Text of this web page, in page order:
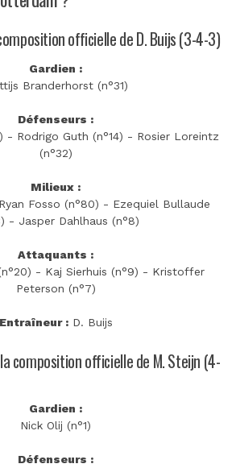
officielle de D. Buijs (3-4-3)
Gardien :
Branderhorst (n°31)
Défenseurs :
- Rodrigo Guth (n°14) - Rosier Loreintz
(n°32)
Milieux :
Fosso (n°80) - Ezequiel Bullaude
- Jasper Dahlhaus (n°8)
Attaquants :
- Kaj Sierhuis (n°9) - Kristoffer
Peterson (n°7)
Entraîneur :D. Buijs
composition officielle de M. Steijn (4-
Gardien :
Nick Olij (n°1)
Défenseurs :